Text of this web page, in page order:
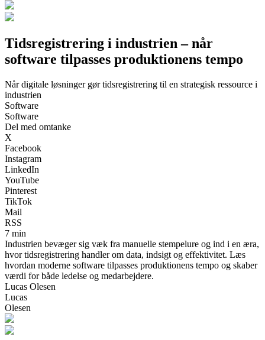
Tidsregistrering i industrien – når
software tilpasses produktionens tempo
Når digitale løsninger gør tidsregistrering til en strategisk ressource i
industrien
Software
Software
Del med omtanke
X
Facebook
Instagram
LinkedIn
YouTube
Pinterest
TikTok
Mail
RSS
7 min
Industrien bevæger sig væk fra manuelle stempelure og ind i en æra,
hvor tidsregistrering handler om data, indsigt og effektivitet. Læs
hvordan moderne software tilpasses produktionens tempo og skaber
værdi for både ledelse og medarbejdere.
Lucas Olesen
Lucas
Olesen